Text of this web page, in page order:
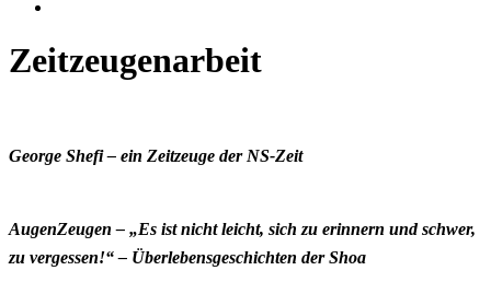
Zeitzeugenarbeit
George Shefi – ein Zeitzeuge der NS-Zeit
AugenZeugen – „Es ist nicht leicht, sich zu erinnern und schwer,
zu vergessen!“ – Überlebensgeschichten der Shoa